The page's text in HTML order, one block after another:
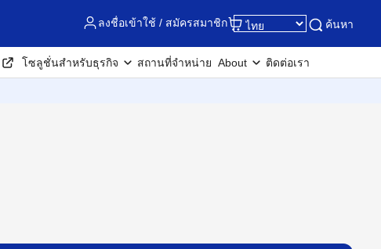
ลงชื่อเข้าใช้ / สมัครสมาชิก ค้นหา
โซลูชั่นสำหรับธุรกิจ สถานที่จำหน่าย About ติดต่อเรา